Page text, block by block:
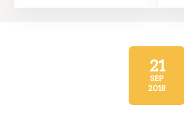
21
SEP
2018